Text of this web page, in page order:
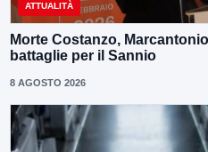
ATTUALITÀ
Morte Costanzo,
battaglie per il Sannio
8 AGOSTO 2026